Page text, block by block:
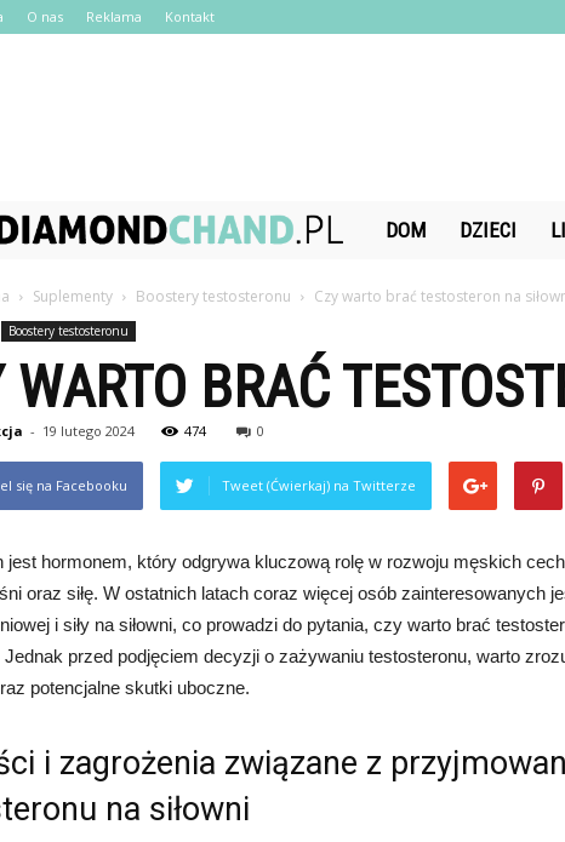
O nas Reklama Kontakt
DiamondChand.pl
DOM DZIECI
Suplementy Boostery testosteronu Czy warto brać testosteron na
Boostery testosteronu
WARTO BRAĆ
- 19 lutego 2024 474 0
się na Facebooku Tweet (Ćwierkaj) na Twitterze
jest hormonem, który odgrywa kluczową rolę w rozwoju męskich cech
oraz siłę. W ostatnich latach coraz więcej osób zainteresowanych
i siły na siłowni, co prowadzi do pytania, czy warto brać
przed podjęciem decyzji o zażywaniu testosteronu, warto
potencjalne skutki uboczne.
i zagrożenia związane z
na siłowni